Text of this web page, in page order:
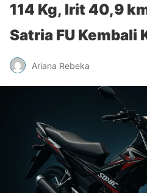
114 Kg, Irit 40,9
Satria FU Kembali
Ariana Rebeka